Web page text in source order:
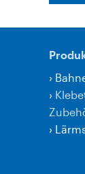
›
›
›